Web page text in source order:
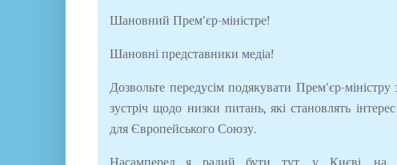
Шановний Прем'єр-міністре!
Шановні представники медіа!
Дозвольте передусім подякувати Прем'єр-
зустріч щодо низки питань, які становлять
для Європейського Союзу.